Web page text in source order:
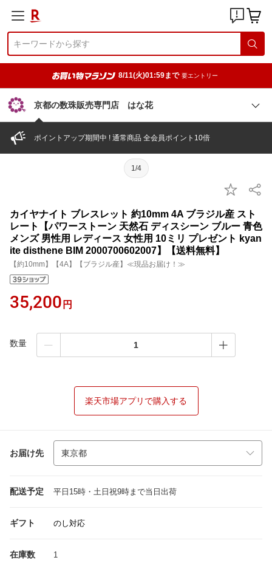
8/11(火)01:59まで 要エントリー
京都の数珠販売専門店 はな花
ポイントアップ期間中 ! 通常商品 全会員ポイント10倍
1/4
カイヤナイト ブレスレット 約10mm 4A ブラジル産 スト
レート【パワーストーン 天然石 ディスシーン ブルー 青色
メンズ 男性用 レディース 女性用 10ミリ プレゼント kyan
ite disthene BIM 2000700602007】【送料無料】
【約10mm】【4A】【ブラジル産】≪現品お届け！≫
35,200 円
数量
楽天市場アプリで購入する
お届け先
配送予定 平日15時・土日祝9時まで当日出荷
ギフト のし対応
在庫数 1